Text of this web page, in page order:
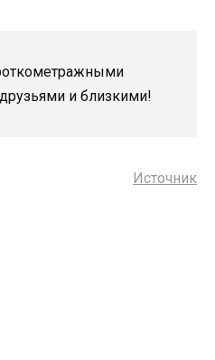
и близкими!
Источник